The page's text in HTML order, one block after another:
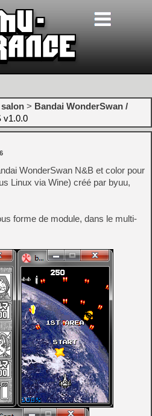
> Bandai WonderSwan /
v1.0.0
WonderSwan N&B et color pour
Linux via Wine) créé par byuu,
forme de module, dans le multi-